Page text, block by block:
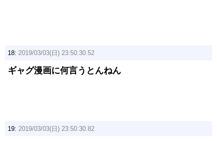
18: 2019/03/03(日) 23:50:30.52
ギャグ漫画に何言うとんねん
19: 2019/03/03(日) 23:50:30.82